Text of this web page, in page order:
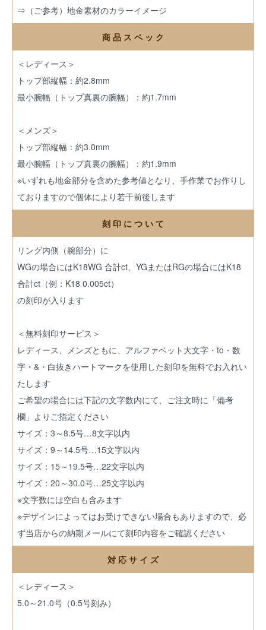
⇒（ご参考）地金素材のカラーイメージ
商 品 ス ペ ッ ク
＜レディース＞
トップ部縦幅：約2.8mm
最小腕幅（トップ真裏の腕幅）：約1.7mm
＜メンズ＞
トップ部縦幅：約3.0mm
最小腕幅（トップ真裏の腕幅）：約1.9mm
※いずれも地金部分を含めた参考値となり、手作業でお作りし
ておりますので個体により若干前後します
刻 印 に つ い て
リング内側（腕部分）に
WGの場合にはK18WG 合計ct、YGまたはRGの場合にはK18
合計ct（例：K18 0.005ct）
の刻印が入ります
＜無料刻印サービス＞
レディース、メンズともに、アルファベット大文字・to・数
字・&・白抜きハートマークを使用した刻印を無料でお入れい
たします
ご希望の場合には下記の文字数内にて、ご注文時に「備考
欄」よりご指定ください
サイズ：3～8.5号…8文字以内
サイズ：9～14.5号…15文字以内
サイズ：15～19.5号…22文字以内
サイズ：20～30.0号…25文字以内
※文字数には空白も含みます
※デザインによってはお受けできない場合もありますので、必
ず当店からの納期メールにて刻印内容をご確認ください
対 応 サ イ ズ
＜レディース＞
5.0～21.0号（0.5号刻み）